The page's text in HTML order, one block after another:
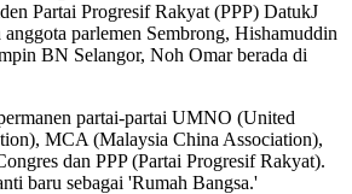
Partai Progresif Rakyat (PPP) DatukJ
parlemen Sembrong, Hishamuddin
BN Selangor, Noh Omar berada di
partai-partai UMNO (United
MCA (Malaysia China Association),
dan PPP (Partai Progresif Rakyat).
baru sebagai 'Rumah Bangsa.'